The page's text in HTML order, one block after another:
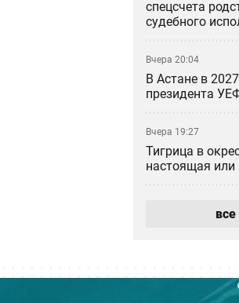
спецсчета
судебного
Вчера 20:04
В Астане в
президента
Вчера 19:27
Тигрица в
настоящая или
«Казахмыс»